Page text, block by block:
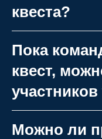
квеста?
Пока
квест,
Можно ли